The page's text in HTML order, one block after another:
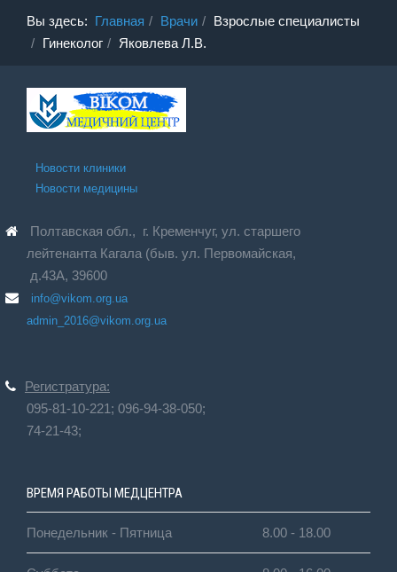
Вы здесь: Главная Врачи
Взрослые специалисты
Гинеколог
Яковлева Л.В.
Новости клиники
Новости медицины
Полтавская обл., г. Кременчуг, ул. старшего
лейтенанта Кагала (быв. ул. Первомайская,
д.43А, 39600
info@vikom.org.ua
admin_2016@vikom.org.ua
Регистратура:
095-81-10-221; 096-94-38-050;
74-21-43;
ВРЕМЯ РАБОТЫ МЕДЦЕНТРА
Понедельник - Пятница 8.00 - 18.00